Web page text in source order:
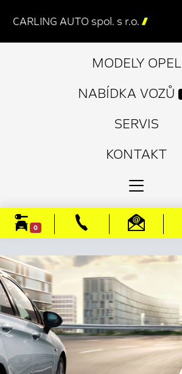
CARLING AUTO spol. s r.o. 
MODELY OPEL
NABÍDKA VOZŮ
SERVIS
KONTAKT
0